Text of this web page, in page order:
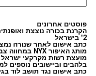
פוסטים אחרונים
הקרנת בכורה נוצצת
2' בישראל
כתב אישום לאחר שנורה
מותג האיפור NYX במחווה צבעונית למשפחת סימפסון
בלהבים וביישובים נוספים
כתב אישום נגד תושב לוד בגין